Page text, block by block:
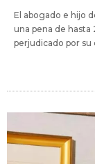
El abogado e hijo
una pena de hasta
perjudicado por su